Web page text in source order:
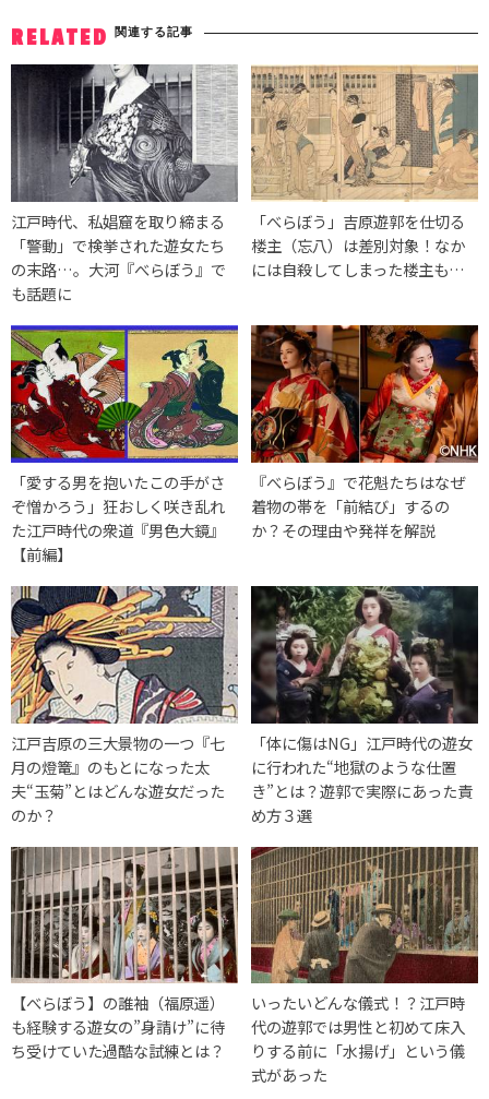
RELATED 関連する記事
江戸時代、私娼窟を取り締まる
「警動」で検挙された遊女たち
の末路…。大河『べらぼう』で
も話題に
「べらぼう」吉原遊郭を仕切る
楼主（忘八）は差別対象！なか
には自殺してしまった楼主も…
「愛する男を抱いたこの手がさ
ぞ憎かろう」狂おしく咲き乱れ
た江戸時代の衆道『男色大鏡』
【前編】
『べらぼう』で花魁たちはなぜ
着物の帯を「前結び」するの
か？その理由や発祥を解説
江戸吉原の三大景物の一つ『七
月の燈篭』のもとになった太
夫“玉菊”とはどんな遊女だった
のか？
「体に傷はNG」江戸時代の遊女
に行われた“地獄のような仕置
き”とは？遊郭で実際にあった責
め方３選
【べらぼう】の誰袖（福原遥）
も経験する遊女の”身請け”に待
ち受けていた過酷な試練とは？
いったいどんな儀式！？江戸時
代の遊郭では男性と初めて床入
りする前に「水揚げ」という儀
式があった